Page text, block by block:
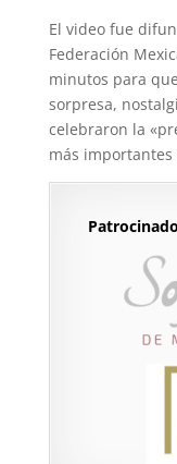
El video fue
Federación
minutos para
sorpresa,
celebraron la
más